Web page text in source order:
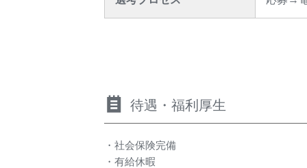
待遇・福利厚生
・社会保険完備
・有給休暇